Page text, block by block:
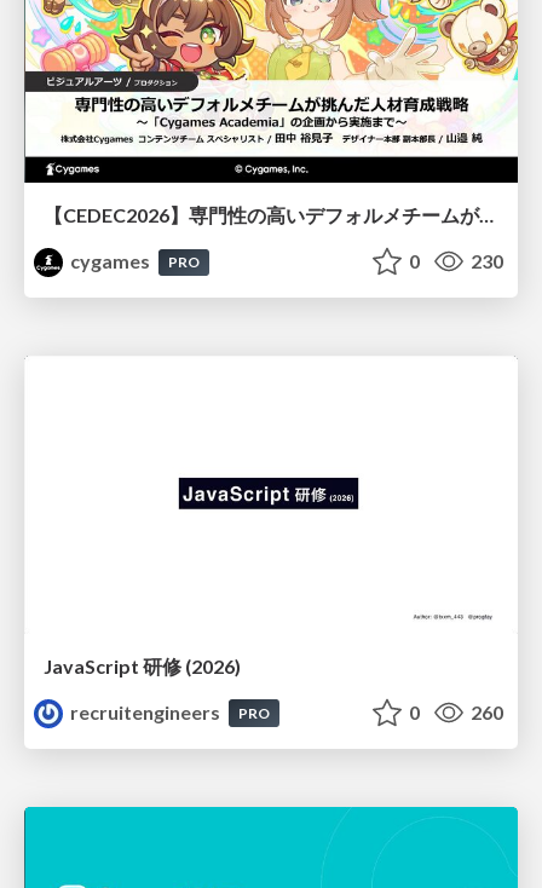
【CEDEC2026】専門性の高いデフォルメチームが挑んだ人材育成戦略 〜Cygames Academiaの企画から実施まで〜
cygames
PRO 0 230
JavaScript 研修 (2026)
recruitengineers
PRO 0 260